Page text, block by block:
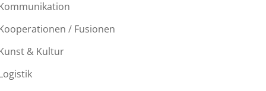
/ Fusionen
& Kultur